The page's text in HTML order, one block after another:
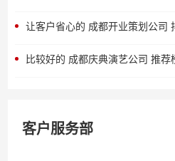
让客户省心的 成都开业策划公司
比较好的 成都庆典演艺公司 推
客户服务部